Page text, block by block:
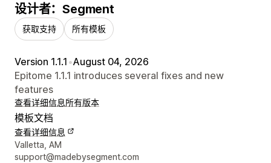
设计者：Segment
获取支持 所有模板
Version 1.1.1 •August 04, 2026
Epitome 1.1.1 introduces several fixes and new
features
查看详细信息所有版本
模板文档
查看详细信息
设计师联系方式
Valletta, AM
support@madebysegment.com